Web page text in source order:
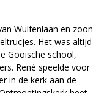
Wulfenlaan en zoon
Het was altijd
Gooische school,
René speelde voor
in de kerk aan de